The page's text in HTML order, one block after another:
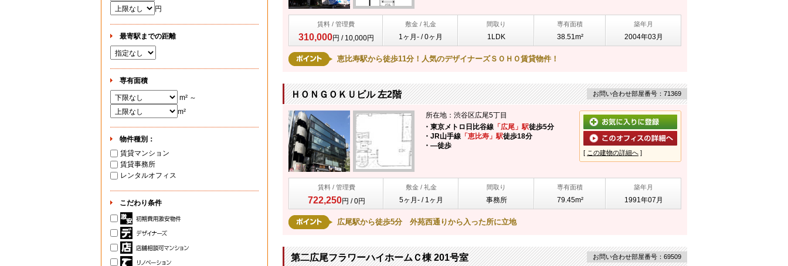
賃料 / 管理費 敷金 / 礼金 間取り 専有面積 築年月
310,000円 / 10,000円 1ヶ月- / 0ヶ月 1LDK 38.51m² 2004年03月
恵比寿駅から徒歩11分！人気のデザイナーズＳＯＨＯ賃貸物件！
ＨＯＮＧＯＫＵビル 左2階 お問い合わせ部屋番号：71369
所在地：渋谷区広尾5丁目
・東京メトロ日比谷線 「広尾」駅徒歩5分
・JR山手線 「恵比寿」駅徒歩18分
・―徒歩
[ この建物の詳細へ ]
賃料 / 管理費 敷金 / 礼金 間取り 専有面積 築年月
722,250円 / 0円 5ヶ月- / 1ヶ月 事務所 79.45m² 1991年07月
広尾駅から徒歩5分 外苑西通りから入った所に立地
第二広尾フラワーハイホームＣ棟 201号室 お問い合わせ部屋番号：69509
円
最寄駅までの距離
専有面積
m² ～
m²
物件種別：
賃貸マンション
賃貸事務所
レンタルオフィス
こだわり条件